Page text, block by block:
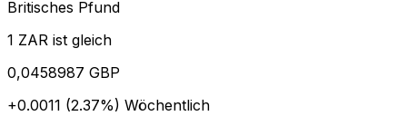
Britisches Pfund
1 ZAR ist gleich
0,0458987 GBP
+0.0011 (2.37%) Wöchentlich